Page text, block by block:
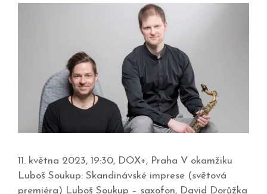
11. května 2023, 19:30, DOX+, Praha V okamžiku
Luboš Soukup: Skandinávské imprese (světová
premiéra) Luboš Soukup – saxofon, David Dorůžka